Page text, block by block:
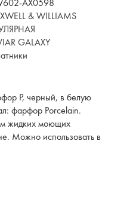
AX0598
& WILLIAMS
GALAXY
P, черный, в белую
фарфор Рorcelain.
жидких моющих
Можно использовать в